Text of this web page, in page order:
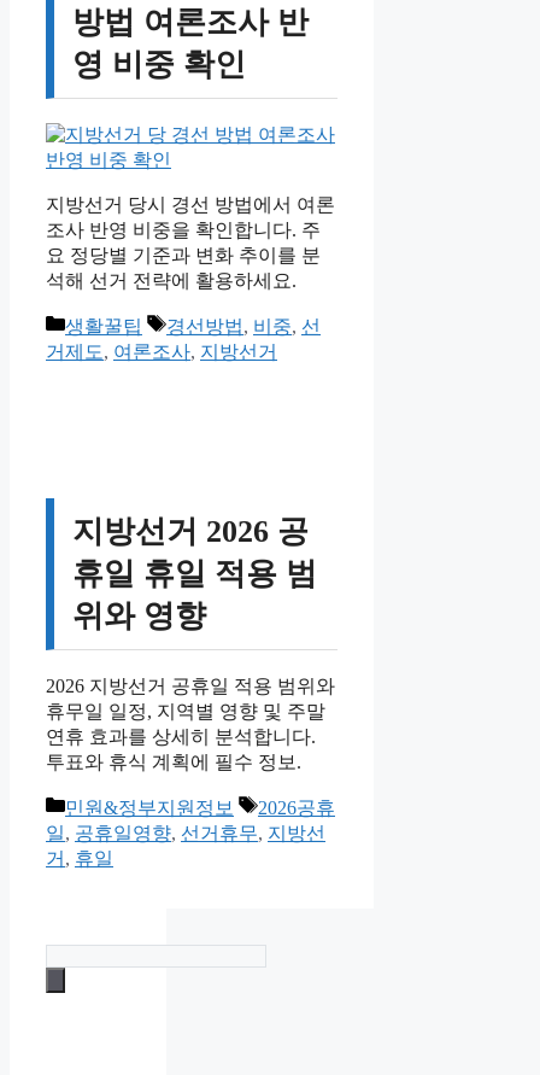
방법 여론조사 반
영 비중 확인
지방선거 당시 경선 방법에서 여론
조사 반영 비중을 확인합니다. 주
요 정당별 기준과 변화 추이를 분
석해 선거 전략에 활용하세요.
카
테
생활꿀팁
태
그
경선방법, 비중, 선
거제도, 여론조사, 지방선거
지방선거 2026 공
휴일 휴일 적용 범
위와 영향
2026 지방선거 공휴일 적용 범위와
휴무일 일정, 지역별 영향 및 주말
연휴 효과를 상세히 분석합니다.
투표와 휴식 계획에 필수 정보.
카
테
고
민원&정부지원정보
태
그
2026공휴
일, 공휴일영향, 선거휴무, 지방선
거 , 휴일